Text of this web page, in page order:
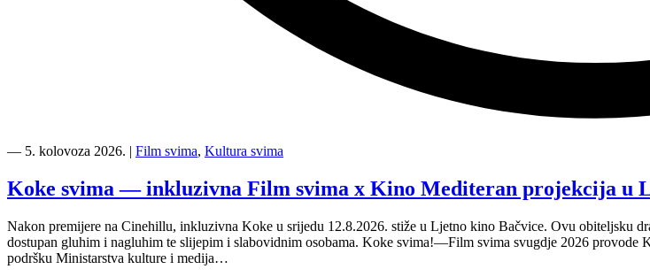
Mediteran
Film
svima
inkluzivnu
turneju
na
― 5. kolovoza 2026. | Film svima, Kultura svima
Koke svima — inkluzivna Film svima x Kino Mediteran projekcija u
Nakon premijere na Cinehillu, inkluzivna Koke u srijedu 12.8.2026. stiže u Ljetno kino Bačvice. Ovu
dostupan gluhim i nagluhim te slijepim i slabovidnim osobama. Koke svima!—Film svima svugdje 2026
podršku Ministarstva kulture i medija…